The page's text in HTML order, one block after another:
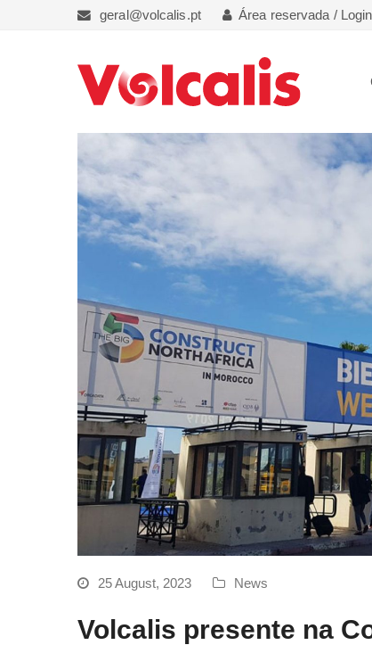
geral@volcalis.pt Área reservada / Login
25 August, 2023 News
Volcalis presente na